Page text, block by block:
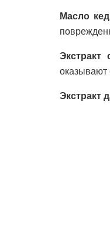
Масло
Экстракт
оказывают
Экстракт